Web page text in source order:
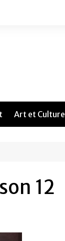
Art et Culture
12